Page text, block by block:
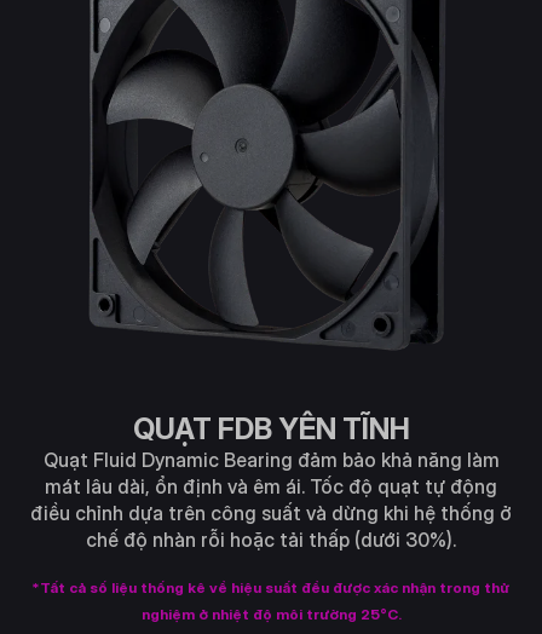
QUẠT FDB YÊN TĨNH
Quạt Fluid Dynamic Bearing đảm bảo khả năng làm
mát lâu dài, ổn định và êm ái. Tốc độ quạt tự động
điều chỉnh dựa trên công suất và dừng khi hệ thống ở
chế độ nhàn rỗi hoặc tải thấp (dưới 30%).
*Tất cả số liệu thống kê về hiệu suất đều được xác nhận trong thử
nghiệm ở nhiệt độ môi trường 25°C.